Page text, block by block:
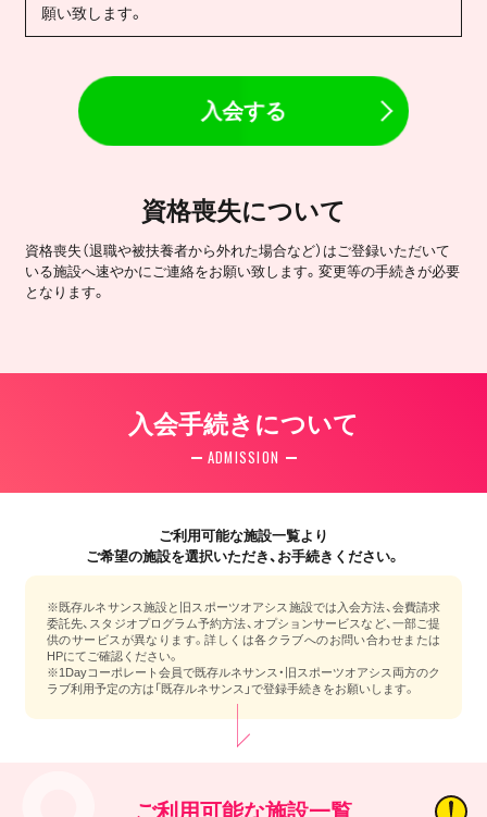
願い致します。
入会する
資格喪失について
資格喪失（退職や被扶養者から外れた場合など）はご登録いただいて
いる施設へ速やかにご連絡をお願い致します。変更等の手続きが必要
となります。
入会手続きについて
ADMISSION
ご利用可能な施設一覧より
ご希望の施設を選択いただき、お手続きください。
※既存ルネサンス施設と旧スポーツオアシス施設では入会方法、会費請求
委託先、スタジオプログラム予約方法、オプションサービスなど、一部ご提
供のサービスが異なります。詳しくは各クラブへのお問い合わせまたは
HPにてご確認ください。
※1Dayコーポレート会員で既存ルネサンス・旧スポーツオアシス両方のク
ラブ利用予定の方は「既存ルネサンス」で登録手続きをお願いします。
ご利用可能な施設一覧